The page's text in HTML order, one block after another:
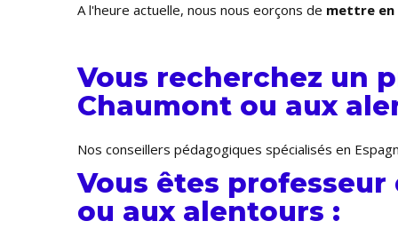
A l'heure actuelle, nous nous efforçons de mettre en
Vous recherchez un
Chaumont ou aux
Nos conseillers pédagogiques spécialisés en
Vous êtes
ou aux alentours :